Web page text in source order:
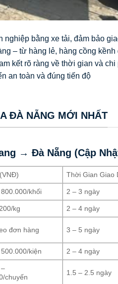
bằng xe tải, đảm bảo
– từ hàng lẻ, hàng cồng
kết rõ ràng về thời gian và chi
an toàn và đúng tiến độ
ĐÀ NẴNG MỚI NHẤT
→ Đà Nẵng (Cập
Thời Gian Giao
khối 2 – 3 ngày
kg 2 – 4 ngày
đơn hàng 3 – 5 ngày
kiện 2 – 4 ngày
chuyến
1.5 – 2.5 ngày